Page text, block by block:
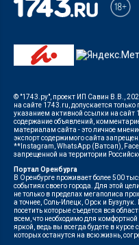
© "1743.ру", проект ИП Савин В.В.,
на сайте 1743.ru, допускается
указанием активной ссылки на сайт
содержание объявлений,
материалам сайта - это личное
экспорт содержимого сайта запрещен.
**Instagram, WhatsApp (Ватсап),
запрещенной на территории
Портал Оренбурга
В Оренбурге проживает более 500
событиях своего города. Для этой
не только в пределах мегаполиса
а точнее, Соль-Илецк, Орск и
посетить которые съедется вся
всем, что необходимо для
яркой, ведь вы всегда будете в
которых останутся на всю жизнь,